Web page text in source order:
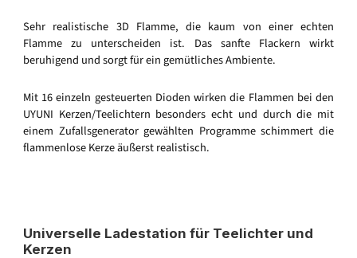
Sehr realistische 3D Flamme, die kaum von einer echten
Flamme zu unterscheiden ist. Das sanfte Flackern wirkt
beruhigend und sorgt für ein gemütliches Ambiente.
Mit 16 einzeln gesteuerten Dioden wirken die Flammen bei den
UYUNI Kerzen/Teelichtern besonders echt und durch die mit
einem Zufallsgenerator gewählten Programme schimmert die
flammenlose Kerze äußerst realistisch.
Universelle Ladestation für Teelichter und
Kerzen